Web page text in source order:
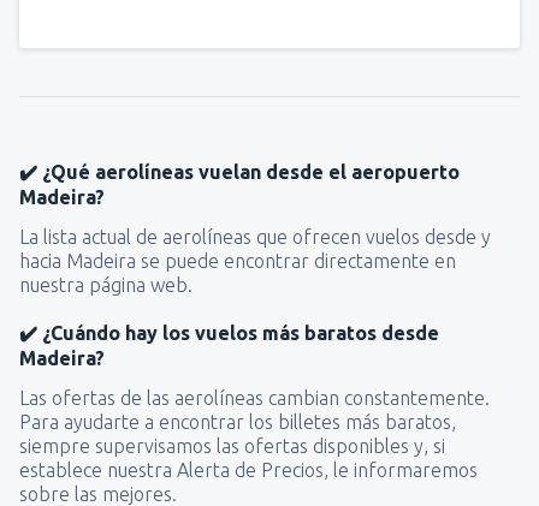
✔️ ¿Qué aerolíneas vuelan desde el aeropuerto
Madeira?
La lista actual de aerolíneas que ofrecen vuelos desde y
hacia Madeira se puede encontrar directamente en
nuestra página web.
✔️ ¿Cuándo hay los vuelos más baratos desde
Madeira?
Las ofertas de las aerolíneas cambian constantemente.
Para ayudarte a encontrar los billetes más baratos,
siempre supervisamos las ofertas disponibles y, si
establece nuestra Alerta de Precios, le informaremos
sobre las mejores.